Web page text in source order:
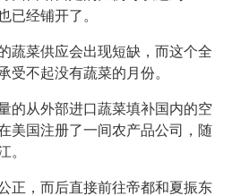
已经铺开了。
蔬菜供应会出现短缺，而这个全
受不起没有蔬菜的月份。
的从外部进口蔬菜填补国内的空
美国注册了一间农产品公司，随
。
正，而后直接前往帝都和夏振东